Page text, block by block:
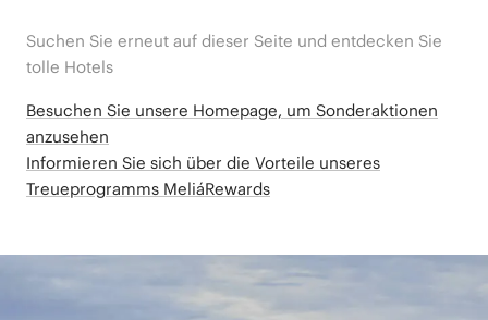
Suchen Sie erneut auf dieser Seite und entdecken Sie
tolle Hotels
Besuchen Sie unsere Homepage, um Sonderaktionen
anzusehen
Informieren Sie sich über die Vorteile unseres
Treueprogramms MeliáRewards